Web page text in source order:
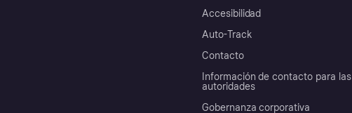
Accesibilidad
Auto-Track
Contacto
Información de contacto para las
autoridades
Gobernanza corporativa